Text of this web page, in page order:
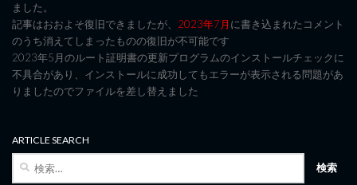
ました。
記事はおおよそ復旧できましたが、 2023年7月に書き込まれたコメント
のうち消えてしまったものの復旧が不可能です
2023年5月のルート証明書の更新プログラムのインストールチェックに
不具合があり、インストールに成功してもエラーが表示される問題があ
りましたのでファイルを差し替えました
ARTICLE SEARCH